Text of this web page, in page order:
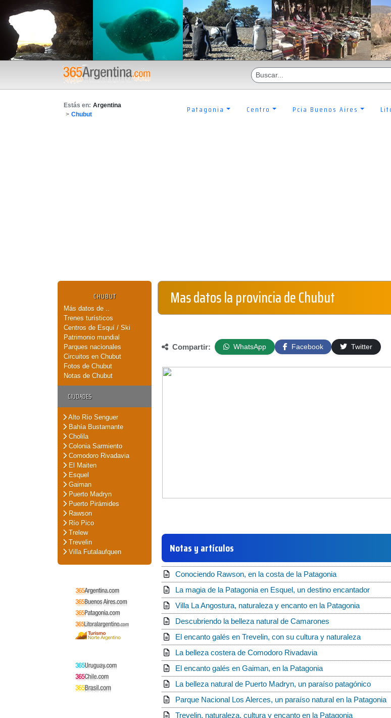
Estás en: Argentina
> Chubut Patagonia Centro Pcia Buenos Aires
CHUBUT
Más datos de ..
Trenes turísticos
Centros de Esquí / Ski
Patrimonio mundial
Parques nacionales
Circuitos en Chubut
Fotos de Chubut
Notas de Chubut
CIUDADES
Alto Río Senguer
Bahía Bustamante
Cholila
Colonia Sarmiento
Comodoro Rivadavia
El Maiten
Esquel
Gaiman
Puerto Madryn
Puerto Pirámides
Rawson
Río Pico
Trelew
Trevelin
Villa Futalaufquen
Mas datos la provincia de Chubut
Compartir: WhatsApp Facebook Twitter
Notas y artículos
Conociendo Rawson, en la costa de la Patagonia
La magia de la Patagonia en Esquel, un destino encantador
Villa La Angostura, naturaleza y encanto en la Patagonia
Descubriendo la belleza natural de Camarones
El encanto galés en Trevelin, con su cultura y naturaleza
La belleza costera de Comodoro Rivadavia
El encanto galés en Gaiman, en la Patagonia
La belleza natural de Puerto Madryn, un paraíso patagónico
Parque Nacional Los Alerces, un paraíso natural en la Patagonia
Trevelin, naturaleza, cultura y encanto en la Patagonia